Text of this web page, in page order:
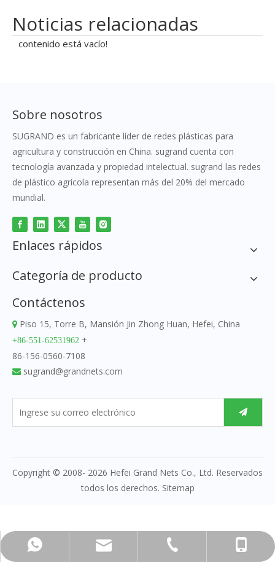
Noticias relacionadas
contenido está vacío!
Sobre nosotros
SUGRAND es un fabricante líder de redes plásticas para
agricultura y construcción en China. sugrand cuenta con
tecnología avanzada y propiedad intelectual. sugrand las redes
de plástico agrícola representan más del 20% del mercado
mundial.
Enlaces rápidos
Categoría de producto
Contáctenos
 Piso 15, Torre B, Mansión Jin Zhong Huan, Hefei, China
+86-551-62531962 +
86-156-0560-7108
 sugrand@grandnets.com
+86-15605607108
sugrand@grandnets.com
+86-551-62531962
+86-156-0560-7108
Copyright © 2008- 2026 Hefei Grand Nets Co., Ltd. Reservados
todos los derechos. Sitemap